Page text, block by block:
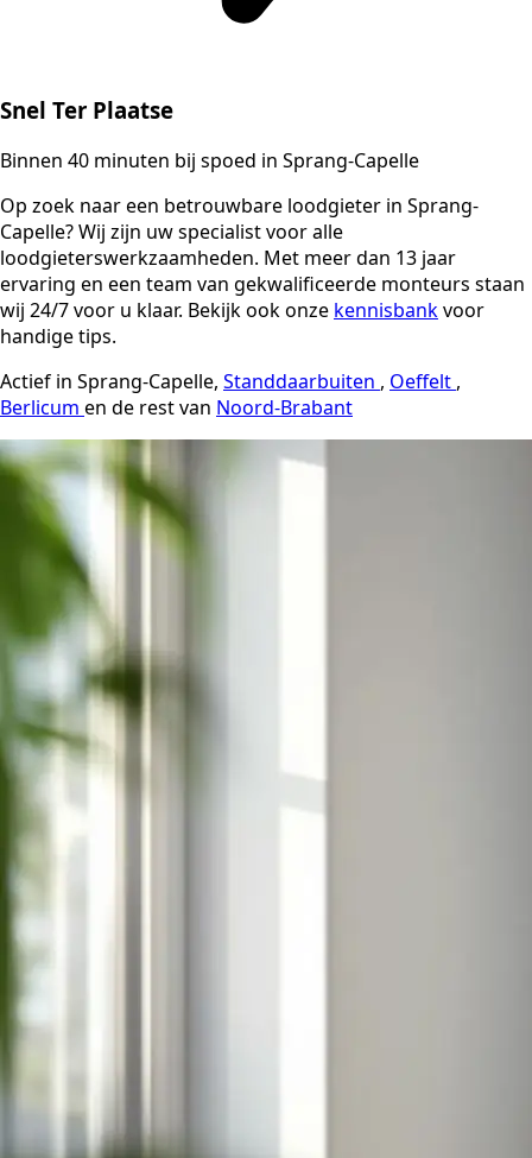
Snel Ter Plaatse
Binnen 40 minuten bij spoed in Sprang-Capelle
Op zoek naar een betrouwbare loodgieter in Sprang-
Capelle? Wij zijn uw specialist voor alle
loodgieterswerkzaamheden. Met meer dan 13 jaar
ervaring en een team van gekwalificeerde monteurs staan
wij 24/7 voor u klaar. Bekijk ook onze kennisbankvoor
handige tips.
Actief in Sprang-Capelle, Standdaarbuiten , Oeffelt ,
Berlicum en de rest van Noord-Brabant